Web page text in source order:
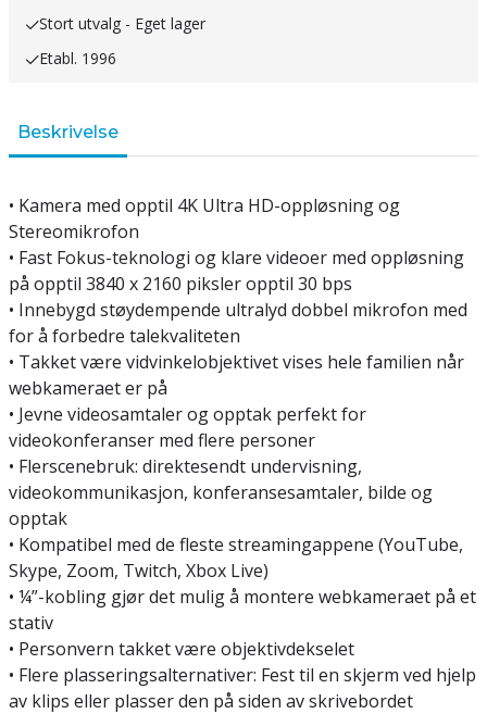
Stort utvalg - Eget lager
Etabl. 1996
Beskrivelse
• Kamera med opptil 4K Ultra HD-oppløsning og
Stereomikrofon
• Fast Fokus-teknologi og klare videoer med oppløsning
på opptil 3840 x 2160 piksler opptil 30 bps
• Innebygd støydempende ultralyd dobbel mikrofon med
for å forbedre talekvaliteten
• Takket være vidvinkelobjektivet vises hele familien når
webkameraet er på
• Jevne videosamtaler og opptak perfekt for
videokonferanser med flere personer
• Flerscenebruk: direktesendt undervisning,
videokommunikasjon, konferansesamtaler, bilde og
opptak
• Kompatibel med de fleste streamingappene (YouTube,
Skype, Zoom, Twitch, Xbox Live)
• ¼”-kobling gjør det mulig å montere webkameraet på et
stativ
• Personvern takket være objektivdekselet
• Flere plasseringsalternativer: Fest til en skjerm ved hjelp
av klips eller plasser den på siden av skrivebordet